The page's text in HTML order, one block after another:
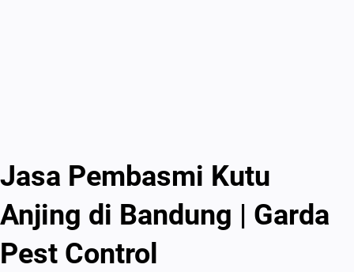
Jasa Pembasmi Kutu
Anjing di Bandung | Garda
Pest Control